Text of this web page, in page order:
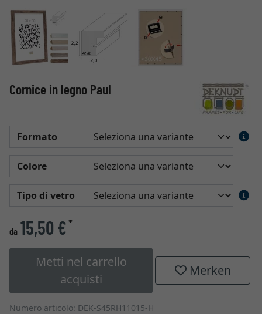
Cornice in legno Paul
Formato
Colore
Tipo di vetro
da 15,50 €*
Metti nel carrello
acquisti
Merken
Numero articolo: DEK-S45RH11015-H